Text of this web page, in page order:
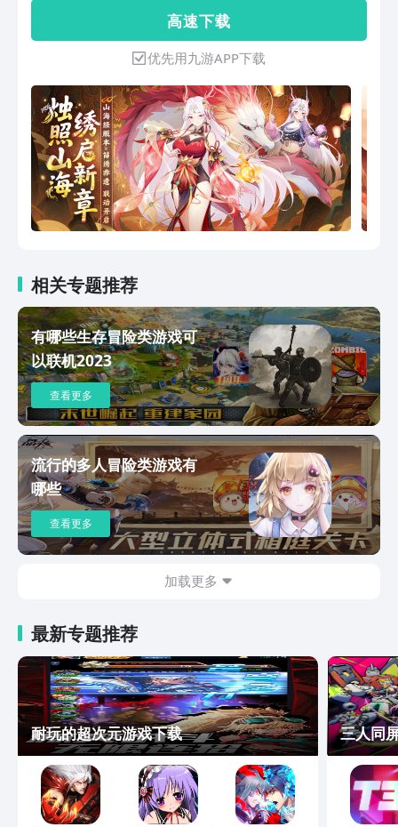
现，让所有种族们感受到危险的气息。为
了抵制危机的彻底爆发，残存的人类指挥
官与正义少女组建了“绿洲联盟”，用高墙
保护人们的安全。 信奉科技、知识的富
有人类选择用科技武装自己的身体；隐居
在森林深处的原始半兽族生存受到威胁，
高 速 下 载
优先用九游APP下载
相关专题推荐
有哪些生存冒险类游戏可
以联机2023
查看更多
流行的多人冒险类游戏有
哪些
查看更多
加载更多
最新专题推荐
耐玩的超次元游戏下载 三人同